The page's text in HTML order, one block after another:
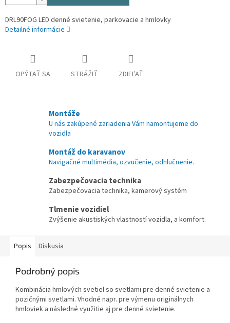
DRL90FOG LED denné svietenie, parkovacie a hmlovky
Detailné informácie
OPÝTAŤ SA STRÁŽIŤ ZDIEĽAŤ
Montáže
U nás zakúpené zariadenia Vám namontujeme do
vozidla
Montáž do karavanov
Navigačné multimédia, ozvučenie, odhlučnenie.
Zabezpečovacia technika
Zabezpečovacia technika, kamerový systém
Tlmenie vozidiel
Zvýšenie akustiských vlastností vozidla, a komfort.
Popis Diskusia
Podrobný popis
Kombinácia hmlových svetiel so svetlami pre denné svietenie a
pozičnými svetlami. Vhodné napr. pre výmenu originálnych
hmloviek a následné využitie aj pre denné svietenie.